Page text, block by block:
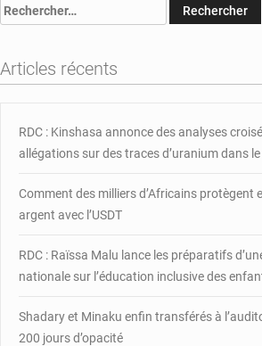
:
SCG-
Ré
lever
la
financière
d’Afrique
5
milliards
FCFA
»
Rechercher :
Articles récents
RDC : Kinshasa annonce des analyses
allégations sur des traces d’uranium dans
Comment des milliers d’Africains protègent
argent avec l’USDT
RDC : Raïssa Malu lance les préparatifs
nationale sur l’éducation inclusive des
Shadary et Minaku enfin transférés à
200 jours d’opacité